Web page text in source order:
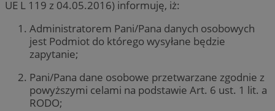
UE L 119 z 04.05.2016) informuję, iż:
Administratorem Pani/Pana danych osobowych
jest Podmiot do którego wysyłane będzie
zapytanie;
Pani/Pana dane osobowe przetwarzane zgodnie z
powyższymi celami na podstawie Art. 6 ust. 1 lit. a
RODO;